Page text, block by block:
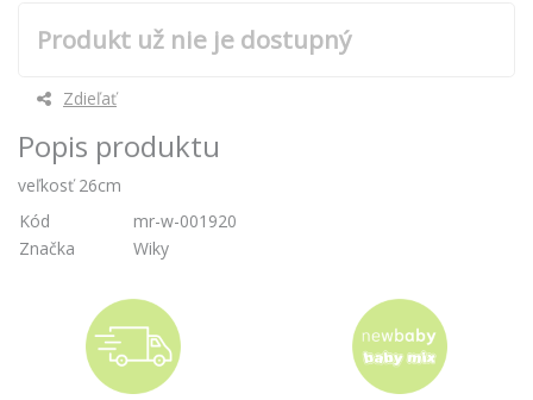
Produkt už nie je dostupný
Zdieľať
Popis produktu
veľkosť 26cm
Kód
mr-w-001920
Značka
Wiky